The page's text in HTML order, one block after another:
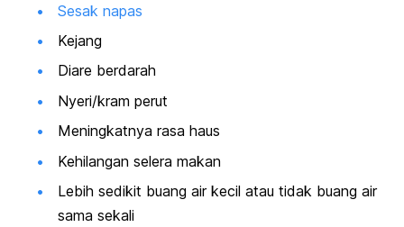
Sesak napas
Kejang
Diare berdarah
Nyeri/kram perut
Meningkatnya rasa haus
Kehilangan selera makan
Lebih sedikit buang air kecil atau tidak buang air
sama sekali